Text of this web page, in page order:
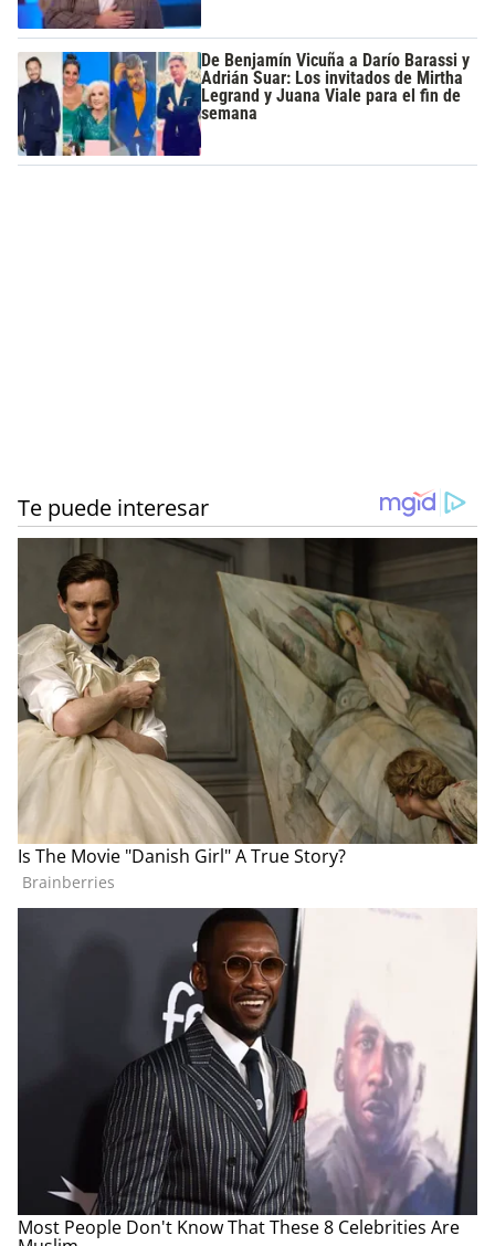
De Benjamín Vicuña a Darío Barassi y
Adrián Suar: Los invitados de Mirtha
Legrand y Juana Viale para el fin de
semana